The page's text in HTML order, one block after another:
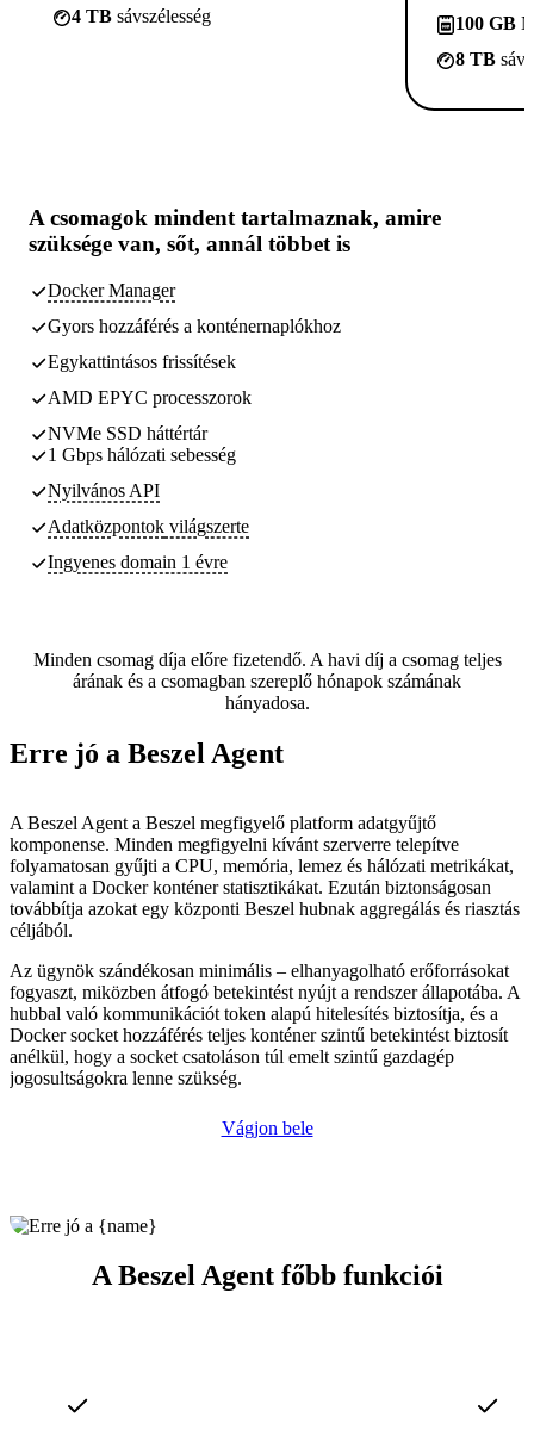
4 TB sávszélesség
100 GB
8 TB
A csomagok mindent tartalmaznak, amire
szüksége van, sőt, annál többet is
Docker Manager
Gyors hozzáférés a konténernaplókhoz
Egykattintásos frissítések
AMD EPYC processzorok
NVMe SSD háttértár
1 Gbps hálózati sebesség
Nyilvános API
Adatközpontok világszerte
Ingyenes domain 1 évre
Minden csomag díja előre fizetendő. A havi díj a csomag teljes
árának és a csomagban szereplő hónapok számának
hányadosa.
Erre jó a Beszel Agent
A Beszel Agent a Beszel megfigyelő platform adatgyűjtő
komponense. Minden megfigyelni kívánt szerverre telepítve
folyamatosan gyűjti a CPU, memória, lemez és hálózati metrikákat,
valamint a Docker konténer statisztikákat. Ezután biztonságosan
továbbítja azokat egy központi Beszel hubnak aggregálás és riasztás
céljából.
Az ügynök szándékosan minimális – elhanyagolható erőforrásokat
fogyaszt, miközben átfogó betekintést nyújt a rendszer állapotába. A
hubbal való kommunikációt token alapú hitelesítés biztosítja, és a
Docker socket hozzáférés teljes konténer szintű betekintést biztosít
anélkül, hogy a socket csatoláson túl emelt szintű gazdagép
jogosultságokra lenne szükség.
Vágjon bele
A Beszel Agent főbb funkciói